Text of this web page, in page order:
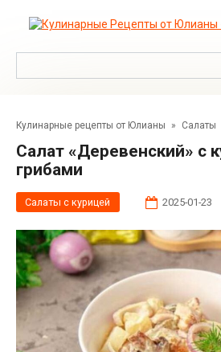
Кулинарные рецепты от Юлианы » Салаты
Салат «Деревенский» с курицей и
грибами
Салаты с курицей 2025-01-23